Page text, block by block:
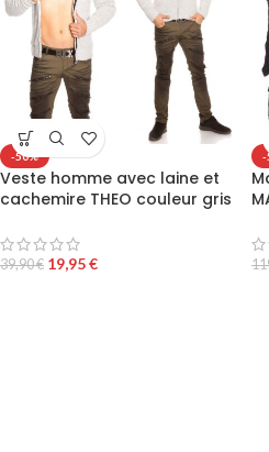
-50%
Veste homme avec laine et
cachemire THEO couleur gris
39,90€ 19,95€
-